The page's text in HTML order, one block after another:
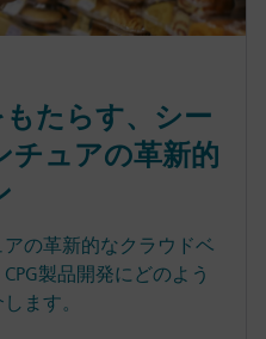
もたらす、シー
チュアの革新的
の革新的なクラウドベ
製品開発にどのよう
ます。